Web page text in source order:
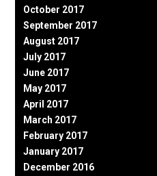
October 2017
September 2017
August 2017
July 2017
June 2017
May 2017
April 2017
March 2017
February 2017
January 2017
December 2016